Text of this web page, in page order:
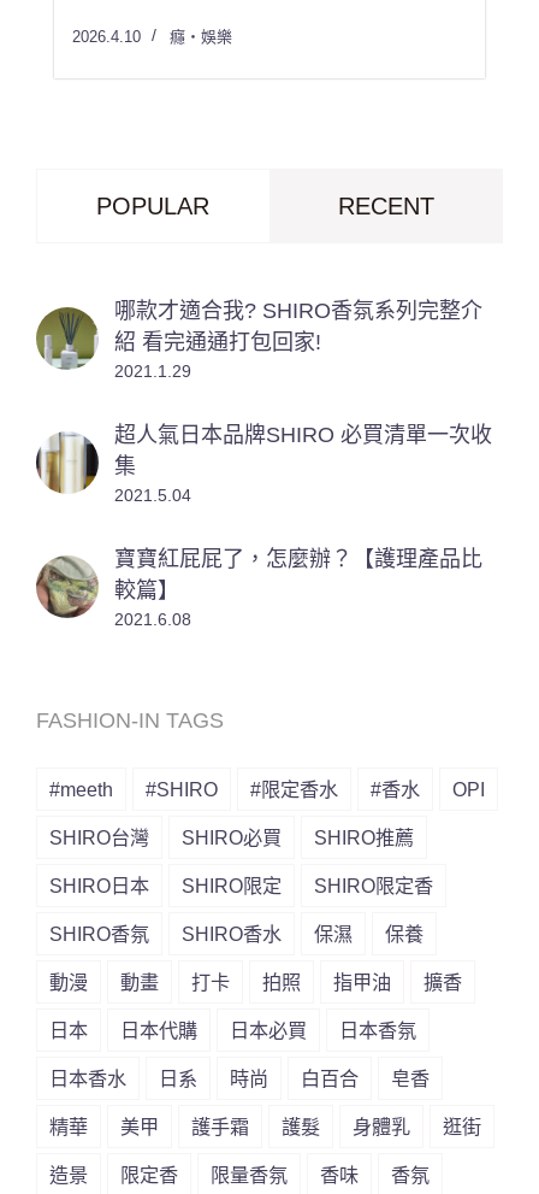
2026.4.10 癮・娛樂
POPULAR RECENT
哪款才適合我? SHIRO香氛系列完整介
紹 看完通通打包回家!
2021.1.29
超人氣日本品牌SHIRO 必買清單一次收
集
2021.5.04
寶寶紅屁屁了，怎麼辦？【護理產品比
較篇】
2021.6.08
FASHION-IN TAGS
#meeth #SHIRO #限定香水 #香水 OPI
SHIRO台灣 SHIRO必買 SHIRO推薦
SHIRO日本 SHIRO限定 SHIRO限定香
SHIRO香氛 SHIRO香水 保濕 保養
動漫 動畫 打卡 拍照 指甲油 擴香
日本 日本代購 日本必買 日本香氛
日本香水 日系 時尚 白百合 皂香
精華 美甲 護手霜 護髮 身體乳 逛街
造景 限定香 限量香氛 香味 香氛